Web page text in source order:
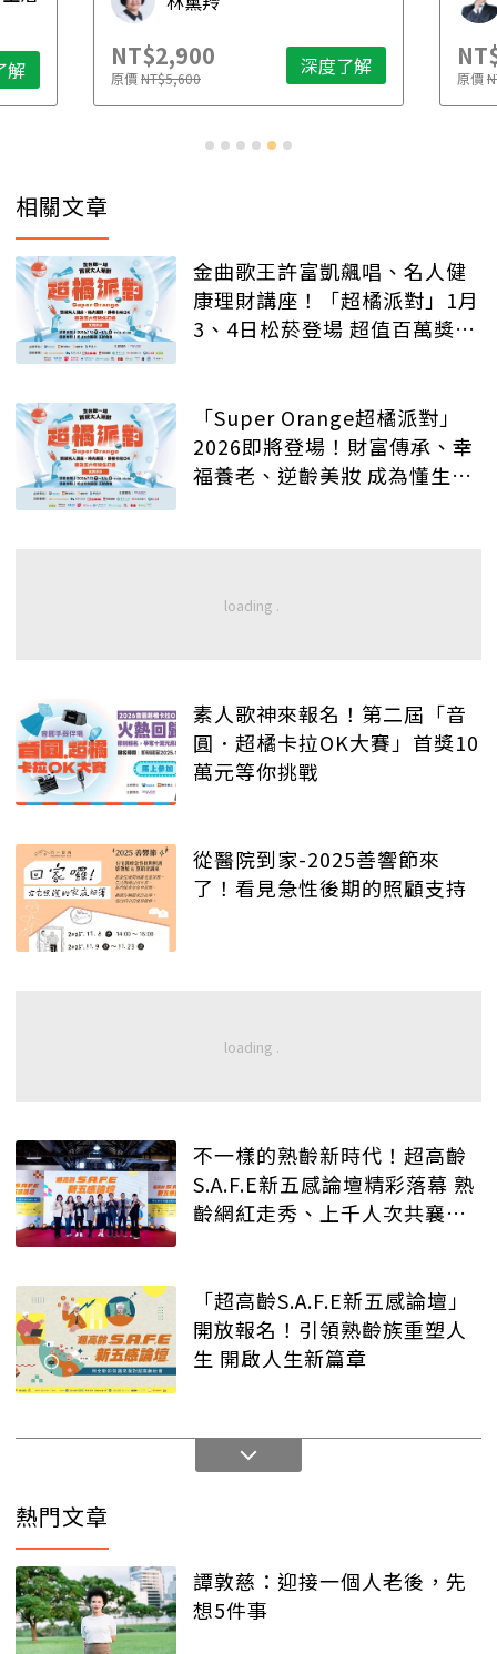
解 NT$2,900
原價NT$5,600 深度了解 原價
相關文章
金曲歌王許富凱飆唱、名人健
康理財講座！「超橘派對」1月
3、4日松菸登場 超值百萬獎品
「Super Orange超橘派對」
2026即將登場！財富傳承、幸
福養老、逆齡美妝 成為懂生活
素人歌神來報名！第二屆「音
圓．超橘卡拉OK大賽」首獎10
萬元等你挑戰
從醫院到家-2025善響節來
了！看見急性後期的照顧支持
不一樣的熟齡新時代！超高齡
S.A.F.E新五感論壇精彩落幕 熟
齡網紅走秀、上千人次共襄盛
「超高齡S.A.F.E新五感論壇」
開放報名！引領熟齡族重塑人
生 開啟人生新篇章
熱門文章
譚敦慈：迎接一個人老後，先
想5件事